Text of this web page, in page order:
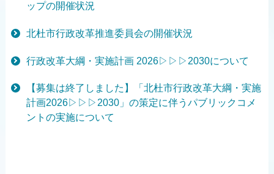
ップの開催状況
北杜市行政改革推進委員会の開催状況
行政改革大綱・実施計画 2026▷▷▷2030について
【募集は終了しました】「北杜市行政改革大綱・実施
計画2026▷▷▷2030」の策定に伴うパブリックコメ
ントの実施について